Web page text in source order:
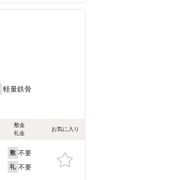
軽量鉄骨
敷金
礼金
お気に入り
敷 不要
礼 不要